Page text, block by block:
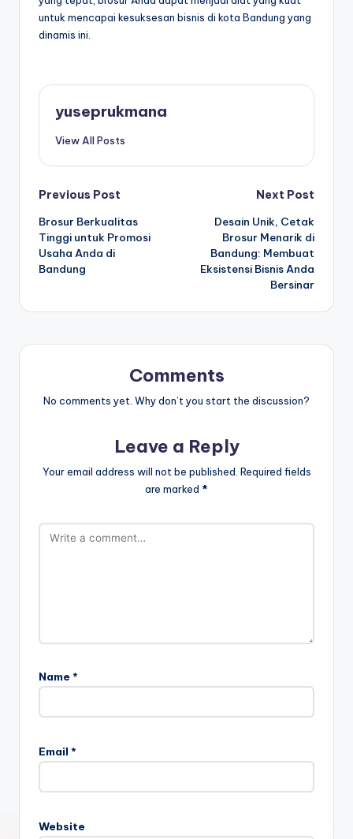
untuk mencapai kesuksesan bisnis di kota Bandung yang
dinamis ini.
yuseprukmana
View All Posts
Post
navigation
Previous Post
Brosur Berkualitas
Tinggi untuk Promosi
Usaha Anda di
Bandung
Next Post
Desain Unik, Cetak
Brosur Menarik di
Bandung: Membuat
Eksistensi Bisnis Anda
Bersinar
Comments
No comments yet. Why don’t you start the discussion?
Leave a Reply
Your email address will not be published. Required fields
are marked *
Name *
Email *
Website